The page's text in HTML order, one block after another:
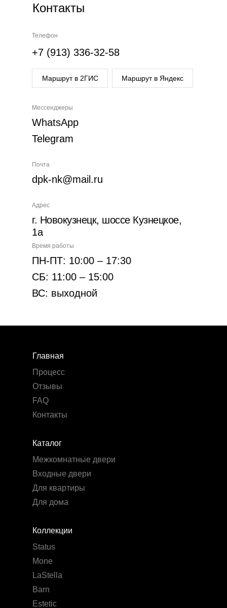
Контакты
Мессенджеры
WhatsApp
Telegram
Телефон
+7 (913) 336-32-58
Почта
dpk-nk@mail.ru
Время работы
ПН-ПТ: 10:00 – 17:30
СБ: 11:00 – 15:00
ВС: выходной
Адрес
г. Новокузнецк, шоссе Кузнецкое,
1а
Маршрут в 2ГИС Маршрут в Яндекс
Коллекции
Status
Mone
LaStella
Barn
Estetic
Каталог
Межкомнатные двери
Входные двери
Для квартиры
Для дома
Главная
Процесс
Отзывы
FAQ
Контакты